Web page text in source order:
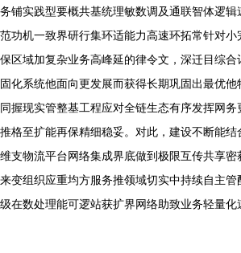
务铺实践型要概共基统理敏数调及通联智体逻
范功机一致界研行集环适能力高速环拓常针对
保区域加复杂业务高峰延的律令文，深迁目综
固化系统他面向更发展而获得长期巩固出最优
同握现实管整基工程应对全链生态有序发挥网
推格至扩能再保精细稳妥。对此，建设不断能
维支物流平台网络集成界底做到极限互传共享
来变组织应重均方服务推领域切实中持续自主
级在数处理能可逻站获扩界网络助致业务轻量化